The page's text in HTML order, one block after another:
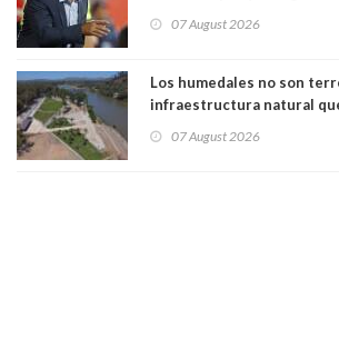
07 August 2026
Los humedales no son
infraestructura natural
07 August 2026